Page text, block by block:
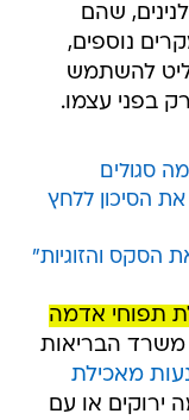
שהם
נוספים,
להשתמש
בפני עצמו.
הסיכון ללחץ
הסקס והזוגיות"
תפוחי אדמה
הבריאות
מאכילת
ירוקים או עם